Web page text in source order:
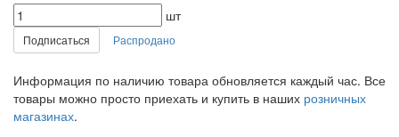
шт
Подписаться Распродано
Информация по наличию товара обновляется каждый час. Все
товары можно просто приехать и купить в наших розничных
магазинах.